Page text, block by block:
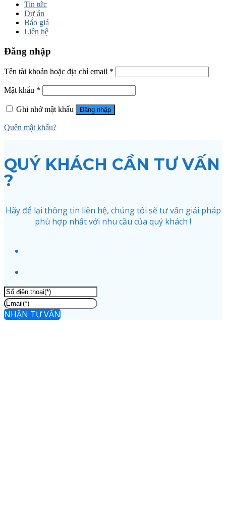
Tin tức
Dự án
Báo giá
Liên hệ
Đăng nhập
Tên tài khoản hoặc địa chỉ email *
Mật khẩu *
Ghi nhớ mật khẩu Đăng nhập
Quên mật khẩu?
QUÝ KHÁCH CẦN TƯ VẤN
?
Hãy để lại thông tin liên hệ, chúng tôi sẽ tư vấn giải pháp
phù hợp nhất với nhu cầu của quý khách !
NHẬN TƯ VẤN